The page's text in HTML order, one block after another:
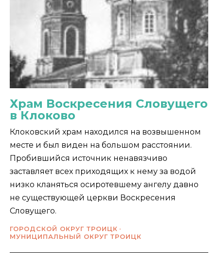
Храм Воскресения Словущего
в Клоково
Клоковский храм находился на возвышенном
месте и был виден на большом расстоянии.
Пробившийся источник ненавязчиво
заставляет всех приходящих к нему за водой
низко кланяться осиротевшему ангелу давно
не существующей церкви Воскресения
Словущего.
ГОРОДСКОЙ ОКРУГ ТРОИЦК
МУНИЦИПАЛЬНЫЙ ОКРУГ ТРОИЦК